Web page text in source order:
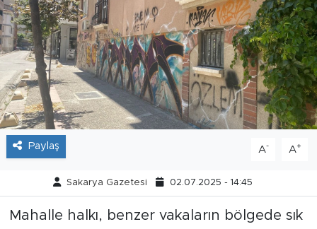
Paylaş A- A+
Sakarya Gazetesi 02.07.2025 - 14:45
Mahalle halkı, benzer vakaların bölgede sık
Söyleşi
Foto Şaka
Teknoloji
Politika